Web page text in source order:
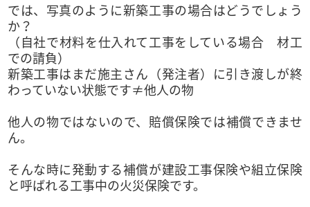
では、写真のように新築工事の場合はどうでしょう
か？
（自社で材料を仕入れて工事をしている場合 材工
での請負）
新築工事はまだ施主さん（発注者）に引き渡しが終
わっていない状態です≠他人の物
他人の物ではないので、賠償保険では補償できませ
ん。
そんな時に発動する補償が建設工事保険や組立保険
と呼ばれる工事中の火災保険です。